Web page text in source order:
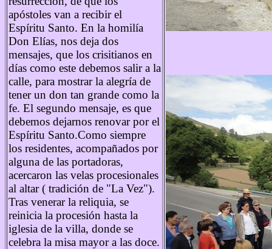
apóstoles van a recibir el
Espíritu Santo. En la homilía
Don Elías, nos deja dos
mensajes, que los crisitianos en
días como este debemos salir a la
calle, para mostrar la alegría de
tener un don tan grande como la
fe. El segundo mensaje, es que
debemos dejarnos renovar por el
Espíritu Santo.Como siempre
los residentes, acompañados por
alguna de las portadoras,
acercaron las velas procesionales
al altar ( tradición de "La Vez").
Tras venerar la reliquia, se
reinicia la procesión hasta la
iglesia de la villa, donde se
celebra la misa mayor a las doce.